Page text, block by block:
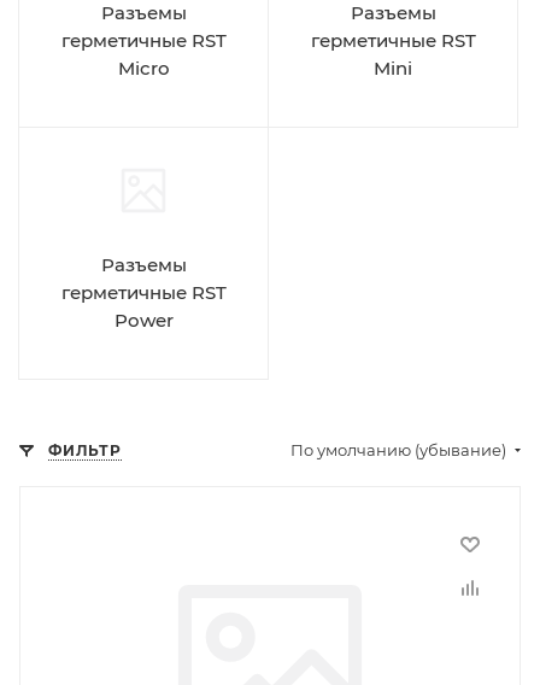
Разъемы
герметичные RST
Micro
Разъемы
герметичные RST
Mini
Разъемы
герметичные RST
Power
ФИЛЬТР По умолчанию (убывание)